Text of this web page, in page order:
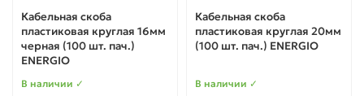
Кабельная скоба
пластиковая круглая 16мм
черная (100 шт. пач.)
ENERGIO
В наличии ✓
Кабельная скоба
пластиковая круглая 20мм
(100 шт. пач.) ENERGIO
В наличии ✓